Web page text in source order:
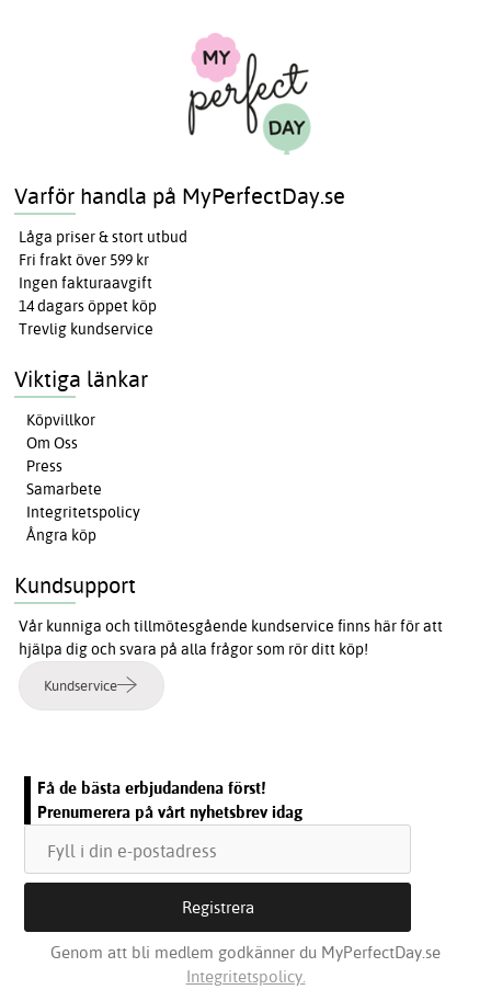
Varför handla på MyPerfectDay.se
Låga priser & stort utbud
Fri frakt över 599 kr
Ingen fakturaavgift
14 dagars öppet köp
Trevlig kundservice
Viktiga länkar
Köpvillkor
Om Oss
Press
Samarbete
Integritetspolicy
Ångra köp
Kundsupport
Vår kunniga och tillmötesgående kundservice finns här för att
hjälpa dig och svara på alla frågor som rör ditt köp!
Kundservice
Få de bästa erbjudandena först!
Prenumerera på vårt nyhetsbrev idag
Genom att bli medlem godkänner du MyPerfectDay.se
Integritetspolicy.